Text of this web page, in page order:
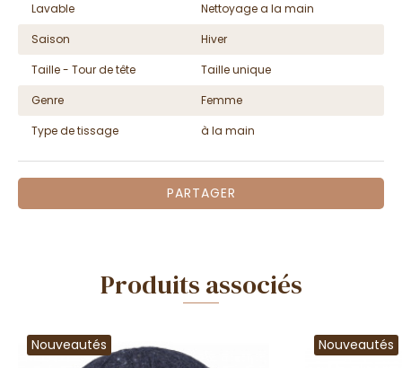
Lavable
Nettoyage a la main
Saison
Hiver
Taille - Tour de tête
Taille unique
Genre
Femme
Type de tissage
à la main
PARTAGER
Produits associés
Nouveautés Nouveautés